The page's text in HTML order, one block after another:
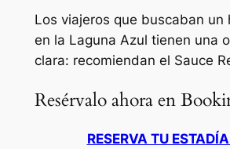
Los viajeros que buscaban un
en la Laguna Azul tienen una
clara: recomiendan el Sauce
Resérvalo ahora en
RESERVA TU